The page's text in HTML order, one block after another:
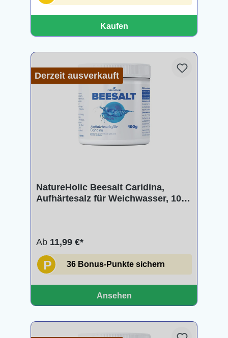
Kaufen
Derzeit ausverkauft
NatureHolic Beesalt Caridina,
Aufhärtesalz für Weichwasser, 100 -
Ab 11,99 €*
P 36 Bonus-Punkte sichern
Ansehen